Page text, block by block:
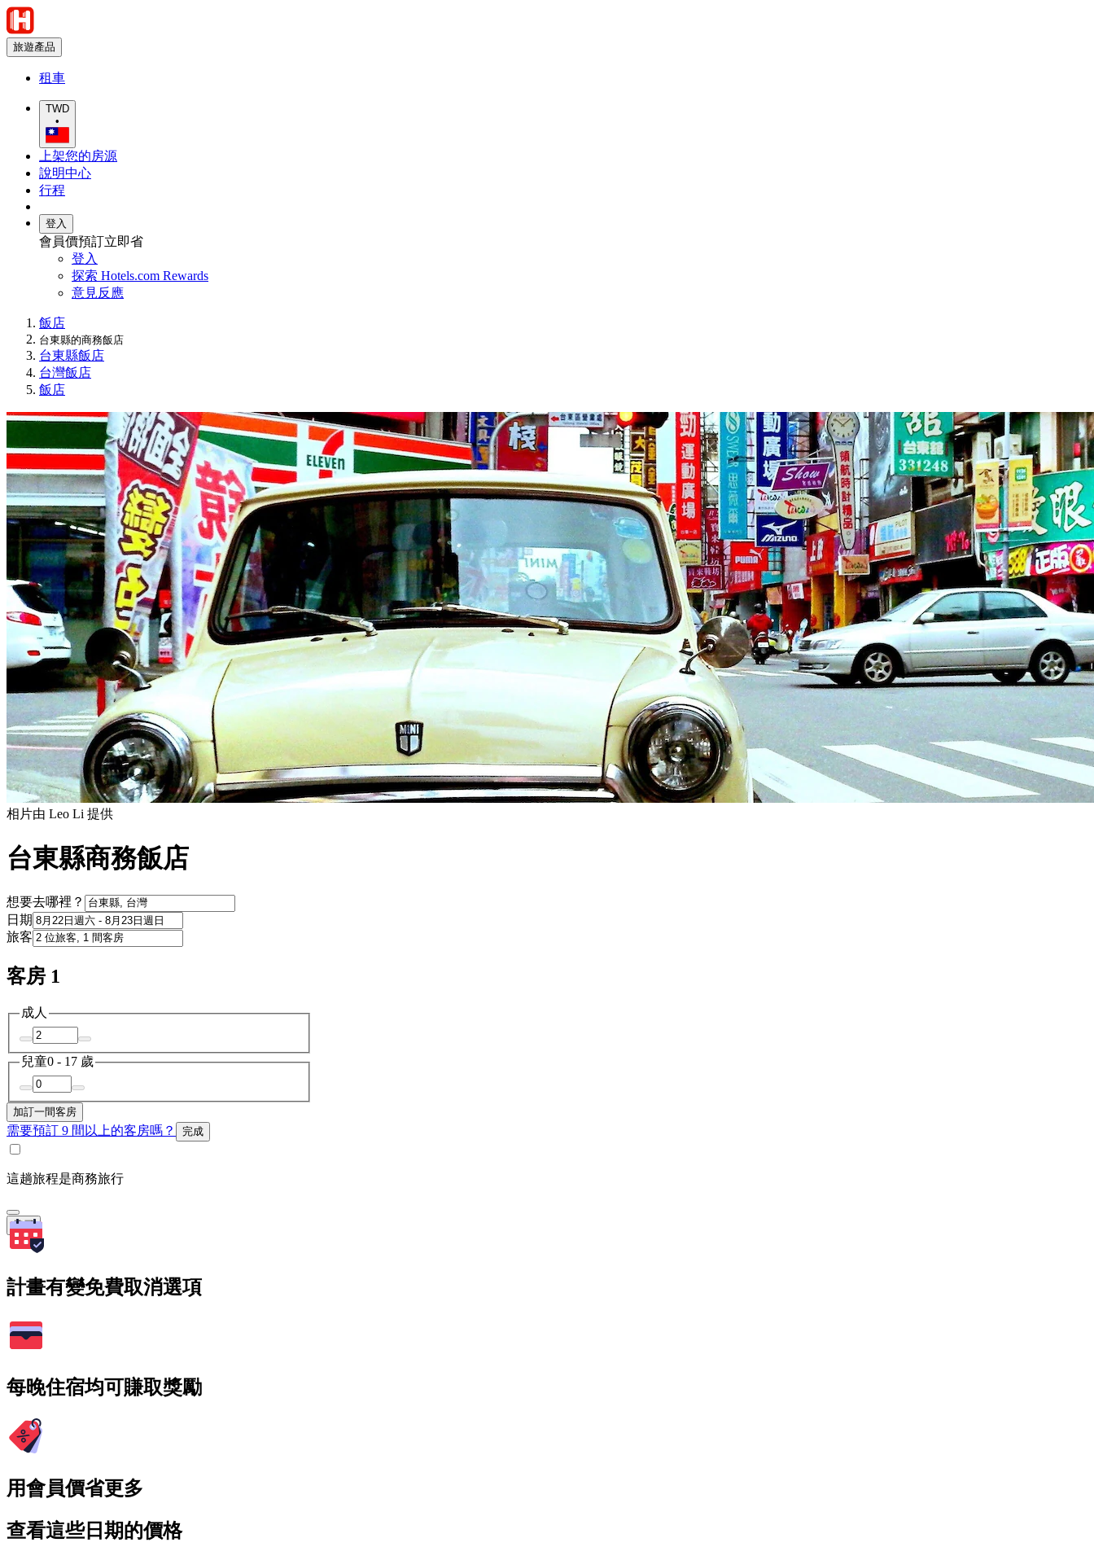
旅遊產品
租車
TWD
•
上架您的房源
說明中心
行程
登入
會員價預訂立即省
登入
探索 Hotels.com Rewards
意見反應
飯店
台東縣的商務飯店
台東縣飯店
台灣飯店
飯店
相片由 Leo Li 提供
台東縣商務飯店
想要去哪裡？
日期
旅客
客房 1
成人
兒童0 - 17 歲
加訂一間客房
需要預訂 9 間以上的客房嗎？ 完成
這趟旅程是商務旅行
搜尋
計畫有變免費取消選項
每晚住宿均可賺取獎勵
用會員價省更多
查看這些日期的價格